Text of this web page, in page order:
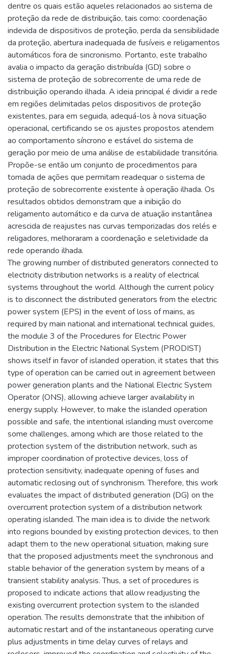
dentre os quais estão aqueles relacionados ao sistema de
proteção da rede de distribuição, tais como: coordenação
indevida de dispositivos de proteção, perda da sensibilidade
da proteção, abertura inadequada de fusíveis e religamentos
automáticos fora de sincronismo. Portanto, este trabalho
avalia o impacto da geração distribuída (GD) sobre o
sistema de proteção de sobrecorrente de uma rede de
distribuição operando ilhada. A ideia principal é dividir a rede
em regiões delimitadas pelos dispositivos de proteção
existentes, para em seguida, adequá-los à nova situação
operacional, certificando se os ajustes propostos atendem
ao comportamento síncrono e estável do sistema de
geração por meio de uma análise de estabilidade transitória.
Propõe-se então um conjunto de procedimentos para
tomada de ações que permitam readequar o sistema de
proteção de sobrecorrente existente à operação ilhada. Os
resultados obtidos demonstram que a inibição do
religamento automático e da curva de atuação instantânea
acrescida de reajustes nas curvas temporizadas dos relés e
religadores, melhoraram a coordenação e seletividade da
rede operando ilhada.
The growing number of distributed generators connected to
electricity distribution networks is a reality of electrical
systems throughout the world. Although the current policy
is to disconnect the distributed generators from the electric
power system (EPS) in the event of loss of mains, as
required by main national and international technical guides,
the module 3 of the Procedures for Electric Power
Distribution in the Electric National System (PRODIST)
shows itself in favor of islanded operation, it states that this
type of operation can be carried out in agreement between
power generation plants and the National Electric System
Operator (ONS), allowing achieve larger availability in
energy supply. However, to make the islanded operation
possible and safe, the intentional islanding must overcome
some challenges, among which are those related to the
protection system of the distribution network, such as
improper coordination of protective devices, loss of
protection sensitivity, inadequate opening of fuses and
automatic reclosing out of synchronism. Therefore, this work
evaluates the impact of distributed generation (DG) on the
overcurrent protection system of a distribution network
operating islanded. The main idea is to divide the network
into regions bounded by existing protection devices, to then
adapt them to the new operational situation, making sure
that the proposed adjustments meet the synchronous and
stable behavior of the generation system by means of a
transient stability analysis. Thus, a set of procedures is
proposed to indicate actions that allow readjusting the
existing overcurrent protection system to the islanded
operation. The results demonstrate that the inhibition of
automatic restart and of the instantaneous operating curve
plus adjustments in time delay curves of relays and